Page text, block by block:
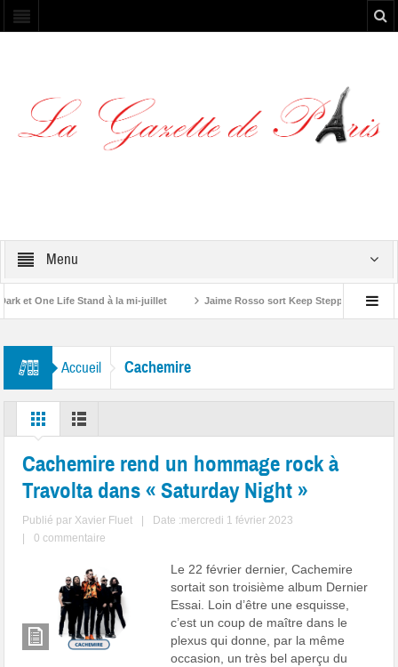
Menu
et One Life Stand à la mi-juillet Jaime Rosso sort Keep Stepping, son
Accueil Cachemire
Cachemire rend un hommage rock à
Travolta dans « Saturday Night »
Publié par Xavier Fluet
Date :mercredi 1 février 2023
0 commentaire
Le 22 février dernier, Cachemire
sortait son troisième album Dernier
Essai. Loin d’être une esquisse,
c’est un coup de maître dans le
plexus qui donne, par la même
occasion, un très bel aperçu du